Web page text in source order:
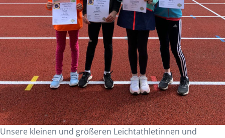
Unsere kleinen und größeren Leichtathletinnen und